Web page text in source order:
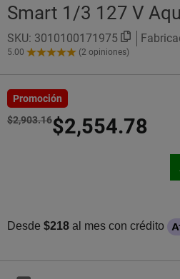
Smart 1/3 127 V
SKU: 3010100171975
5.00
5.00
Estrellas!
(2 opiniones)
Promoción
$2,903.16$2,554.78
Desde $218 al mes con crédito